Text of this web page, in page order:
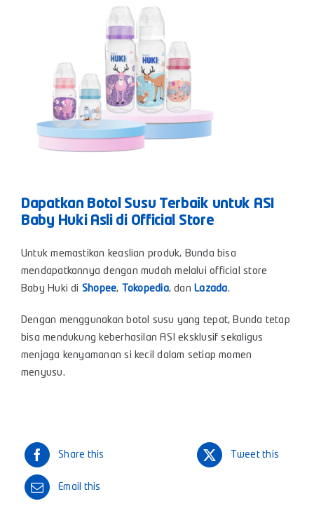
Dapatkan Botol Susu Terbaik untuk ASI
Baby Huki Asli di Official Store
Untuk memastikan keaslian produk, Bunda bisa
mendapatkannya dengan mudah melalui official store
Baby Huki di Shopee, Tokopedia, danLazada.
Dengan menggunakan botol susu yang tepat, Bunda tetap
bisa mendukung keberhasilan ASI eksklusif sekaligus
menjaga kenyamanan si kecil dalam setiap momen
menyusu.
Share this Tweet this
Email this